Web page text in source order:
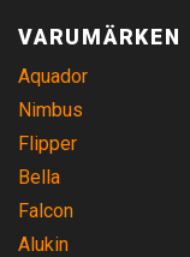
VARUMÄRKEN
Aquador
Nimbus
Flipper
Bella
Falcon
Alukin